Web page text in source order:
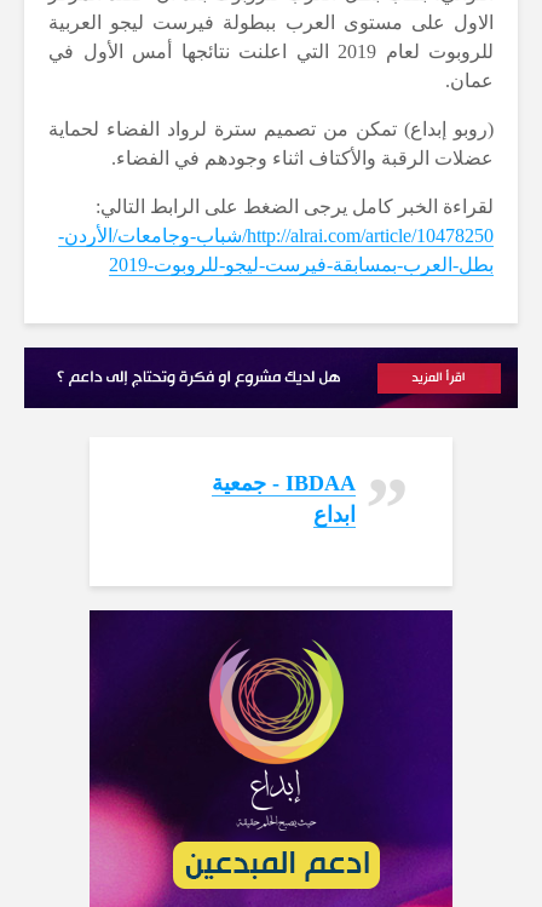
الاول على مستوى العرب ببطولة فيرست ليجو العربية
للروبوت لعام 2019 التي اعلنت نتائجها أمس الأول في
عمان.
(روبو إبداع) تمكن من تصميم سترة لرواد الفضاء لحماية
عضلات الرقبة والأكتاف اثناء وجودهم في الفضاء.
لقراءة الخبر كامل يرجى الضغط على الرابط التالي:
http://alrai.com/article/10478250/شباب-وجامعات/الأردن-
بطل-العرب-بمسابقة-فيرست-ليجو-للروبوت-2019
‏IBDAA - جمعية
ابداع‏